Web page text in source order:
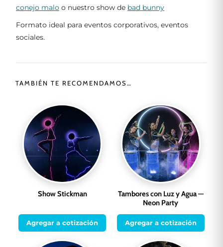
conejo malo o nuestro show de bad bunny
Formato ideal para eventos corporativos, eventos
sociales.
TAMBIÉN TE RECOMENDAMOS…
Show Stickman
Agregar a cotización
Tambores con Luz y Agua —
Neon Party
Agregar a cotización